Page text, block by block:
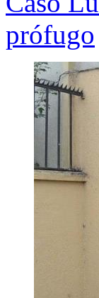
prófugo